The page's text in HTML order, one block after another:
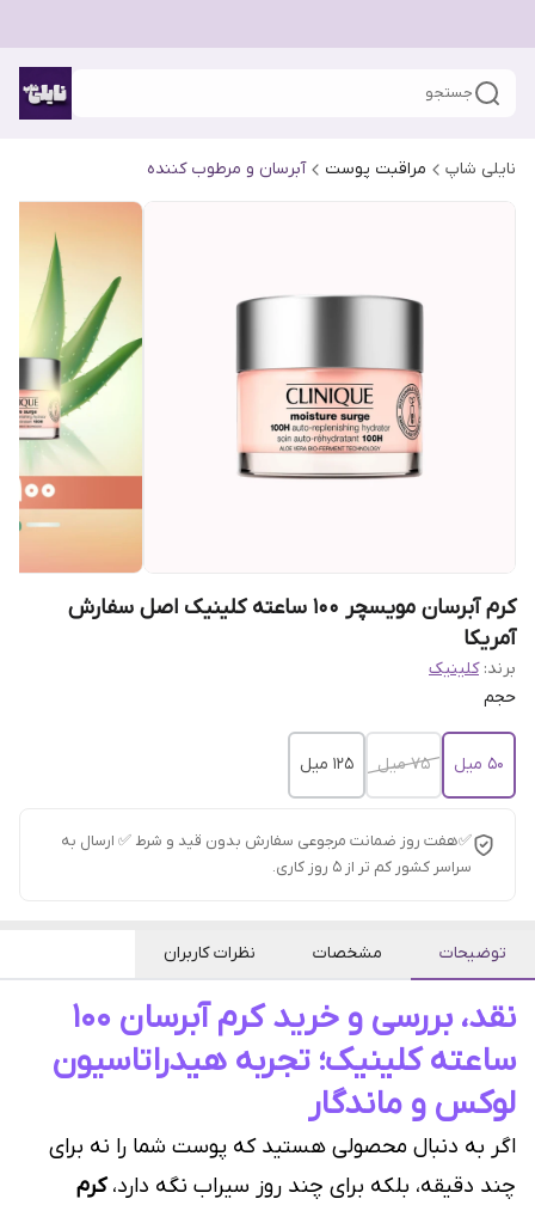
جستجو
نایلی شاپ مراقبت پوست آبرسان و مرطوب کننده
کرم آبرسان مویسچر 100 ساعته کلینیک اصل سفارش
آمریکا
برند: کلینیک
حجم
50 میل 75 میل 125 میل
✅هفت روز ضمانت مرجوعی سفارش بدون قید و شرط ✅ ارسال به
سراسر کشور کم تر از 5 روز کاری.
توضیحات مشخصات نظرات کاربران
نقد، بررسی و خرید کرم آبرسان ۱۰۰
ساعته کلینیک؛ تجربه هیدراتاسیون
لوکس و ماندگار
اگر به دنبال محصولی هستید که پوست شما را نه برای
چند دقیقه، بلکه برای چند روز سیراب نگه دارد،کرم